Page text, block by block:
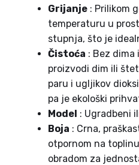
Grijanje: Prilikom
temperaturu u
stupnja, što je
Čistoća : Bez
proizvodi dim ili
paru i ugljikov
pa je ekološki
Model : Ugradbeni
Boja : Crna,
otpornom na
obradom za